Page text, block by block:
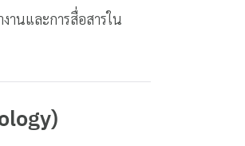
านและการสื่อสารใน